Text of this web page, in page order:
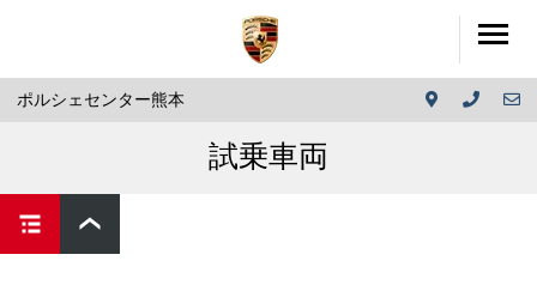
ポルシェセンター熊本
試乗車両